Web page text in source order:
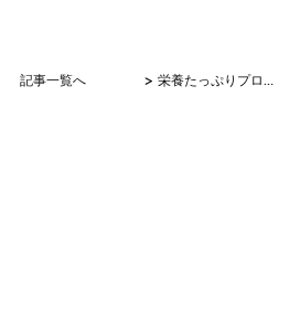
記事一覧へ > 栄養たっぷりプロテイン